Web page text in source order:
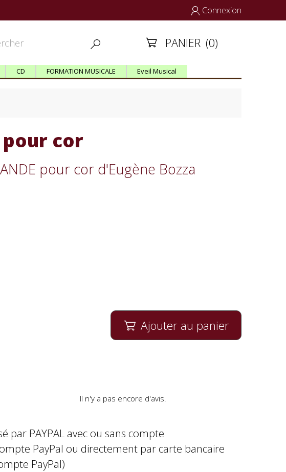
 Connexion
  PANIER (0)
CD FORMATION MUSICALE Eveil Musical
cor
pour cor d'Eugène Bozza
 Ajouter au panier
Il n'y a pas encore d'avis.
par PAYPAL avec ou sans compte
PayPal ou directement par carte bancaire
PayPal)